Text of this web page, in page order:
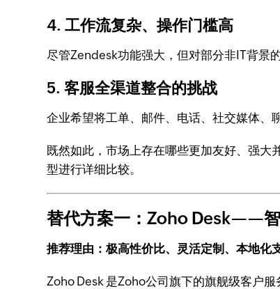
4. 工作流复杂、操作门槛高
尽管Zendesk功能强大，但对部分非IT背景
5. 客服全渠道整合的挑战
企业希望将工单、邮件、电话、社交媒体、
既然如此，市场上存在哪些更加友好、强
型进行详细比较。
替代方案一：Zoho Desk——
推荐理由：极高性价比、灵活定制、本地化
Zoho Desk 是Zoho公司旗下的旗舰级客户